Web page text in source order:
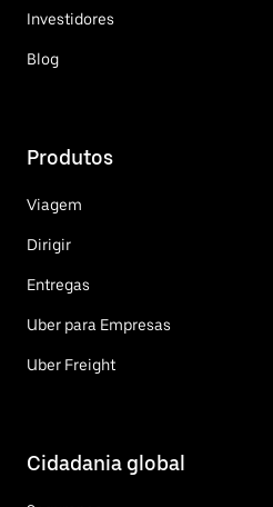
Investidores
Blog
Produtos
Viagem
Dirigir
Entregas
Uber para Empresas
Uber Freight
Cidadania global